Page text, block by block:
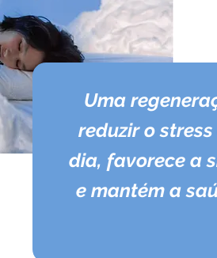
Uma
reduzir o
dia, favorece a
e mantém a